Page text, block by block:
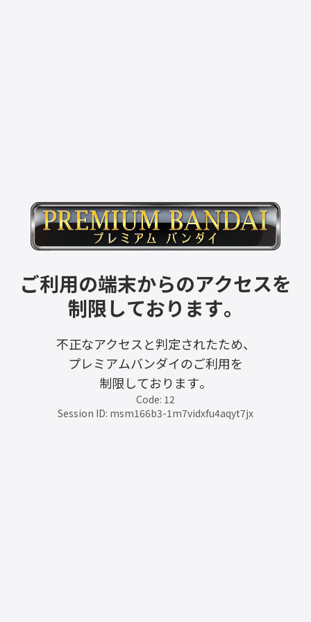
ご利用の端末からのアクセスを
制限しております。
不正なアクセスと判定されたため、
プレミアムバンダイのご利用を
制限しております。
Code: 12
Session ID: msm166b3-1m7vidxfu4aqyt7jx